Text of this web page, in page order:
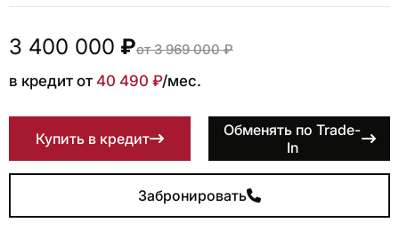
3 400 000 ₽от 3 969 000 ₽
в кредит от 40 490 ₽/мес.
Купить в кредит
Обменять по Trade-
In
Забронировать